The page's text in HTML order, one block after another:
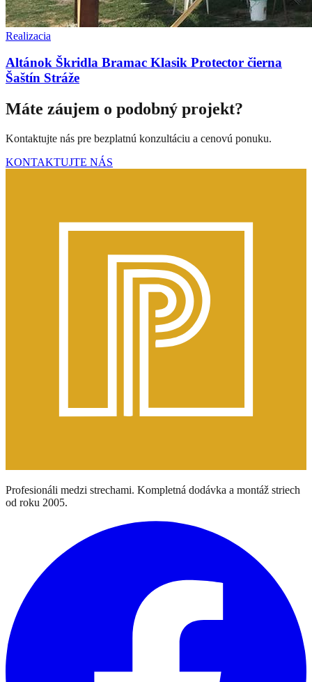
Realizacia
Altánok Škridla Bramac Klasik Protector čierna
Šaštín Stráže
Máte záujem o podobný projekt?
Kontaktujte nás pre bezplatnú konzultáciu a cenovú ponuku.
KONTAKTUJTE NÁS
Profesionáli medzi strechami. Kompletná dodávka a montáž striech
od roku 2005.